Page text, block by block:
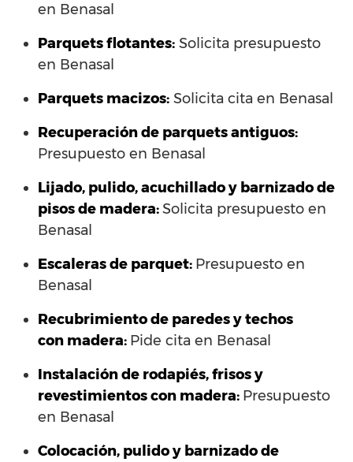
en Benasal
Parquets flotantes: Solicita presupuesto
en Benasal
Parquets macizos: Solicita cita en Benasal
Recuperación de parquets antiguos:
Presupuesto en Benasal
Lijado, pulido, acuchillado y barnizado de
pisos de madera:Solicita presupuesto en
Benasal
Escaleras de parquet: Presupuesto en
Benasal
Recubrimiento de paredes y techos
con madera: Pide cita en Benasal
Instalación de rodapiés, frisos y
revestimientos con madera: Presupuesto
en Benasal
Colocación, pulido y barnizado de